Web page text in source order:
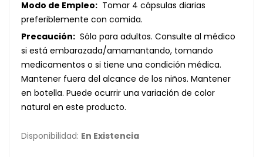
Modo de Empleo: Tomar 4 cápsulas diarias
preferiblemente con comida.
Precaución: Sólo para adultos. Consulte al médico
si está embarazada/amamantando, tomando
medicamentos o si tiene una condición médica.
Mantener fuera del alcance de los niños. Mantener
en botella. Puede ocurrir una variación de color
natural en este producto.
Disponibilidad: En Existencia